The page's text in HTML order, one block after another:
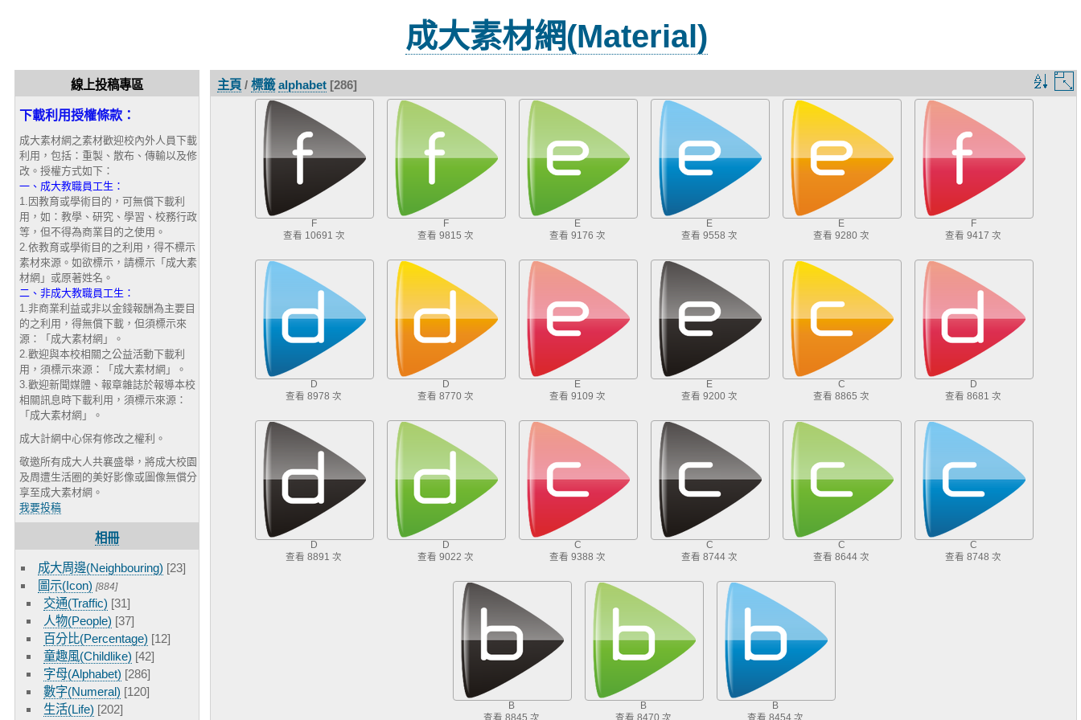
成大素材網(Material)
線上投稿專區
下載利用授權條款：
成大素材網之素材歡迎校內外人員下載
利用，包括：重製、散布、傳輸以及修
改。授權方式如下：
一、成大教職員工生：
1.因教育或學術目的，可無償下載利
用，如：教學、研究、學習、校務行政
等，但不得為商業目的之使用。
2.依教育或學術目的之利用，得不標示
素材來源。如欲標示，請標示「成大素
材網」或原著姓名。
二、非成大教職員工生：
1.非商業利益或非以金錢報酬為主要目
的之利用，得無償下載，但須標示來
源：「成大素材網」。
2.歡迎與本校相關之公益活動下載利
用，須標示來源：「成大素材網」。
3.歡迎新聞媒體、報章雜誌於報導本校
相關訊息時下載利用，須標示來源：
「成大素材網」。
成大計網中心保有修改之權利。
敬邀所有成大人共襄盛舉，將成大校園
及周遭生活圈的美好影像或圖像無償分
享至成大素材網。
我要投稿
相冊
成大周邊(Neighbouring) [23]
圖示(Icon) [884]
交通(Traffic) [31]
人物(People) [37]
百分比(Percentage) [12]
童趣風(Childlike) [42]
字母(Alphabet) [286]
數字(Numeral) [120]
生活(Life) [202]
排
序
主頁 / 標籤 alphabet[286]
F
查看 10691 次
F
查看 9815 次
E
查看 9176 次
E
查看 9558 次
E
查看 9280 次
F
查看 9417 次
D
查看 8978 次
D
查看 8770 次
E
查看 9109 次
E
查看 9200 次
C
查看 8865 次
D
查看 8681 次
D
查看 8891 次
D
查看 9022 次
C
查看 9388 次
C
查看 8744 次
C
查看 8644 次
C
查看 8748 次
B
查看 8845 次
B
查看 8470 次
B
查看 8454 次